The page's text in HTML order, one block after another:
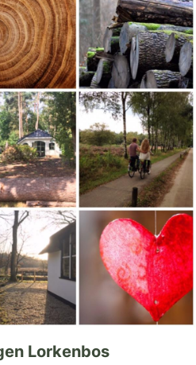
Lorkenbos